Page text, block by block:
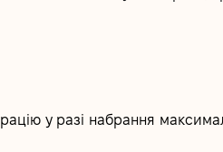
у разі набрання